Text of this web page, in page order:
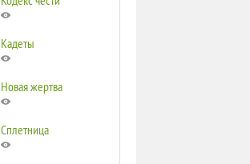
Кадеты
Новая жертва
Сплетница